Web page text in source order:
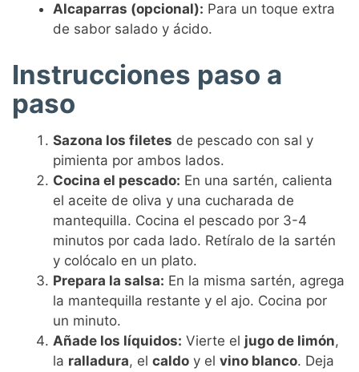
Alcaparras (opcional): Para un toque extra
de sabor salado y ácido.
Instrucciones paso a
paso
Sazona los filetes de pescado con sal y
pimienta por ambos lados.
Cocina el pescado: En una sartén, calienta
el aceite de oliva y una cucharada de
mantequilla. Cocina el pescado por 3-4
minutos por cada lado. Retíralo de la sartén
y colócalo en un plato.
Prepara la salsa: En la misma sartén, agrega
la mantequilla restante y el ajo. Cocina por
un minuto.
Añade los líquidos: Vierte el jugo de limón,
la ralladura, elcaldo y elvino blanco. Deja